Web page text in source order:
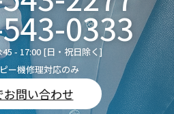
0333
- 17:00 [日・祝日除く]
ー機修理対応のみ
お問い合わせ